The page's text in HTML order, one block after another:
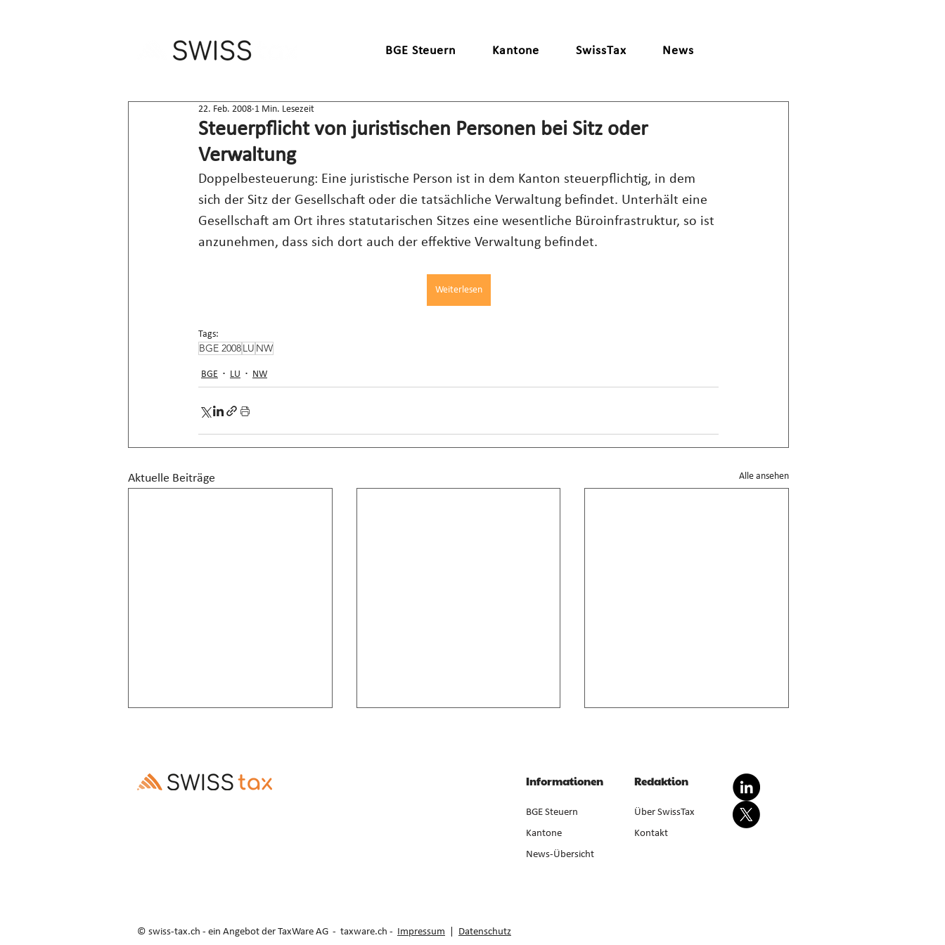
BGE Steuern Kantone SwissTax News
Steuerpflicht von juristischen Personen bei Sitz oder
Verwaltung
22. Feb. 2008 1 Min. Lesezeit
Doppelbesteuerung: Eine juristische Person ist in dem Kanton steuerpflichtig, in dem
sich der Sitz der Gesellschaft oder die tatsächliche Verwaltung befindet. Unterhält eine
Gesellschaft am Ort ihres statutarischen Sitzes eine wesentliche Büroinfrastruktur, so ist
anzunehmen, dass sich dort auch der effektive Verwaltung befindet.
Weiterlesen
Tags:
BGE 2008LU NW
BGE LU NW
Aktuelle Beiträge Alle ansehen
Ausschluss des Rentenaufschubs bei
Altersrenten, die Invalidenrenten
Liquidationsgewinn aus
Neubewertung von Anlagevermögen
ist gesondert steuerbar, bei Aufgabe
der Erwerbstätigkeit (E. 5.4.1–5.4.3).
Informationen
BGE Steuern
Kantone
Redaktion
Über SwissTax
Kontakt
News-Übersicht
© swiss-tax.ch - ein Angebot der TaxWare AG - taxware.ch - Impressum Datenschutz